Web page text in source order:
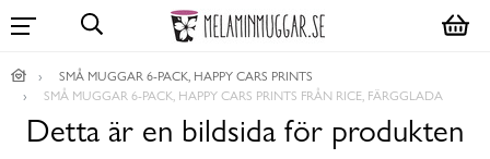
SMÅ MUGGAR 6-PACK, HAPPY CARS PRINTS
SMÅ MUGGAR 6-PACK, HAPPY CARS PRINTS FRÅN RICE, FÄRGGLADA
Detta är en bildsida för produkten